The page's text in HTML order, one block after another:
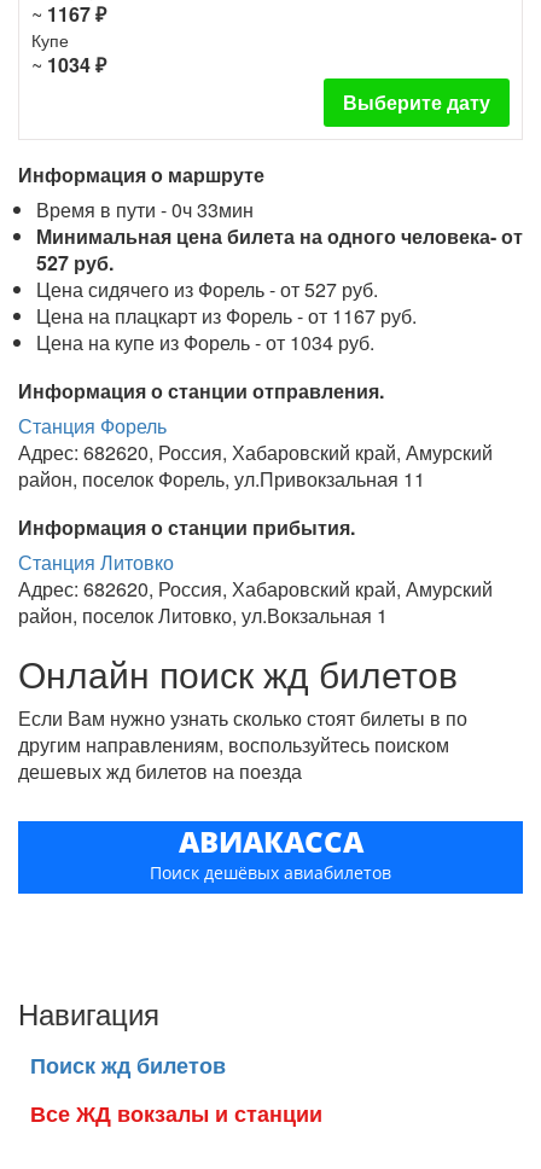
~ 1167 ₽
Купе
~ 1034 ₽
Выберите дату
Информация о маршруте
Время в пути - 0ч 33мин
Минимальная цена билета на одного человека- от
527 руб.
Цена сидячего из Форель - от 527 руб.
Цена на плацкарт из Форель - от 1167 руб.
Цена на купе из Форель - от 1034 руб.
Информация о станции отправления.
Станция Форель
Адрес: 682620, Россия, Хабаровский край, Амурский
район, поселок Форель, ул.Привокзальная 11
Информация о станции прибытия.
Станция Литовко
Адрес: 682620, Россия, Хабаровский край, Амурский
район, поселок Литовко, ул.Вокзальная 1
Онлайн поиск жд билетов
Если Вам нужно узнать сколько стоят билеты в по
другим направлениям, воспользуйтесь поиском
дешевых жд билетов на поезда
АВИАКАССА
Поиск дешёвых авиабилетов
Навигация
Поиск жд билетов
Все ЖД вокзалы и станции